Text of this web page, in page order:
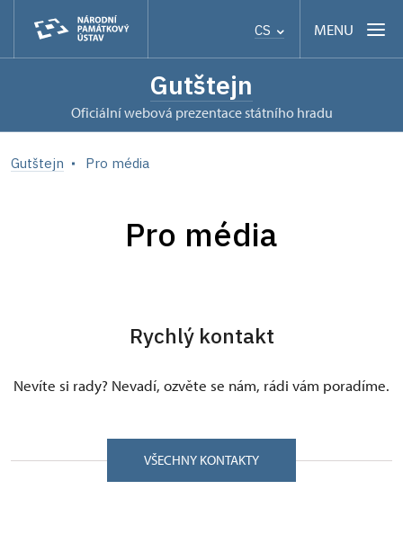
CS MENU
Gutštejn
oficiální webová prezentace státního hradu
Gutštejn Pro média
Pro média
Rychlý kontakt
Nevíte si rady? Nevadí, ozvěte se nám, rádi vám poradíme.
VŠECHNY KONTAKTY